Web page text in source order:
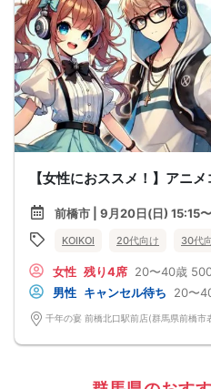
【女性におススメ！】アニ
前橋市 | 9月20日(日) 15:15〜
KOIKOI 20代向け 30代
女性 残り4席 20〜40歳
男性 キャンセル待ち 20〜